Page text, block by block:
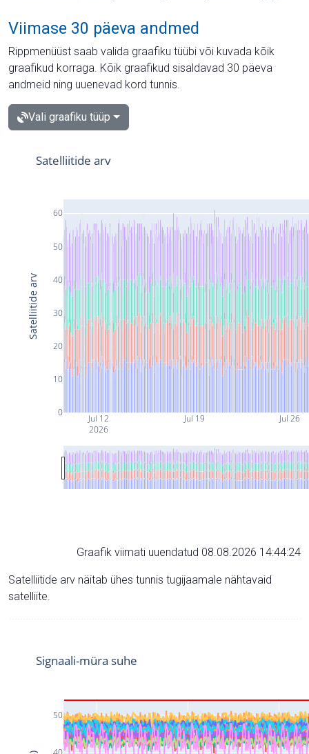
Viimase 30 päeva andmed
Rippmenüüst saab valida graafiku tüübi või kuvada kõik
graafikud korraga. Kõik graafikud sisaldavad 30 päeva
andmeid ning uuenevad kord tunnis.
Vali graafiku tüüp
Jul 12
2026
Jul 19 Jul 26
0
10
20
30
40
50
60
Satelliitide arv
Satelliitide arv
Graafik viimati uuendatud 08.08.2026 14:44:24
Satelliitide arv näitab ühes tunnis tugijaamale nähtavaid
satelliite.
50
Signaali-müra suhe